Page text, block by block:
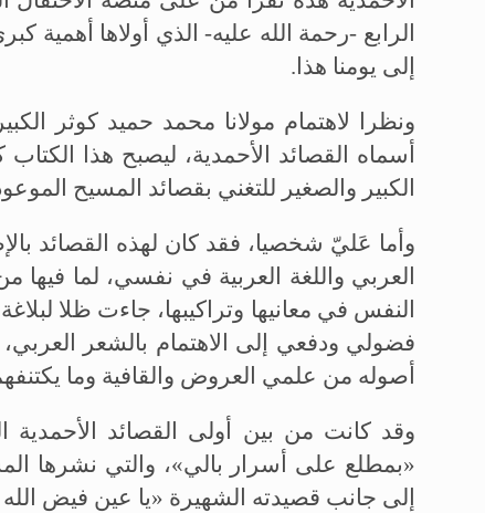
الرابع -رحمة الله عليه- الذي أولاها أهمية
إلى يومنا هذا.
ونظرا لاهتمام مولانا محمد حميد كوثر
أسماه القصائد الأحمدية، ليصبح هذا الكتاب
الكبير والصغير للتغني بقصائد المسيح
وأما عَليّ شخصيا، فقد كان لهذه القصائد
العربي واللغة العربية في نفسي، لما فيها
النفس في معانيها وتراكيبها، جاءت ظلا
فضولي ودفعي إلى الاهتمام بالشعر
أصوله من علمي العروض والقافية وما
وقد كانت من بين أولى القصائد
«بمطلع على أسرار بالي»، والتي نشرها
إلى جانب قصيدته الشهيرة «يا عين فيض